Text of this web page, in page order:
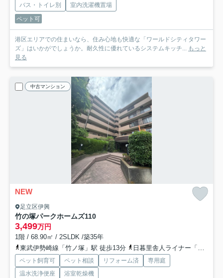
バス・トイレ別
室内洗濯機置場
ペット可
港区エリアでの住まいなら、住み心地も快適な「ワールドシティタワー
ズ」はいかがでしょうか。耐久性に優れているシステムキッチ... もっと
見る
中古マンション
NEW
足立区伊興
竹の塚パークホームズ110
3,499万円
1階 / 68.90㎡ / 2SLDK /築35年
東武伊勢崎線「竹ノ塚」駅 徒歩13分
日暮里舎人ライナー「谷在家」駅 徒歩19分
ペット飼育可 ペット相談 リフォーム済
専用庭
温水洗浄便座
浴室乾燥機